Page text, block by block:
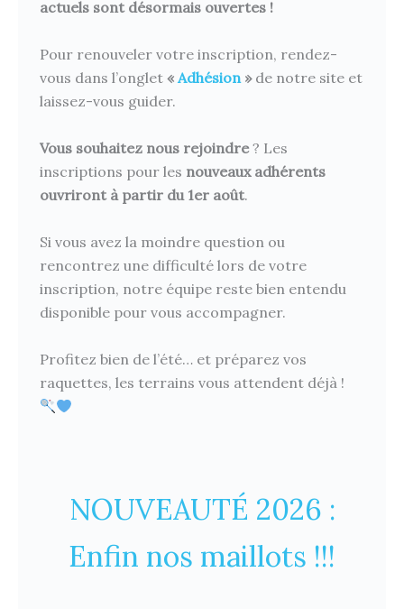
actuels sont désormais ouvertes !
Pour renouveler votre inscription, rendez-
vous dans l’onglet « Adhésion»de notre site et
laissez-vous guider.
Vous souhaitez nous rejoindre? Les
inscriptions pour les nouveaux adhérents
ouvriront à partir du 1er août.
Si vous avez la moindre question ou
rencontrez une difficulté lors de votre
inscription, notre équipe reste bien entendu
disponible pour vous accompagner.
Profitez bien de l’été… et préparez vos
raquettes, les terrains vous attendent déjà !
NOUVEAUTÉ 2026 :
Enfin nos maillots !!!